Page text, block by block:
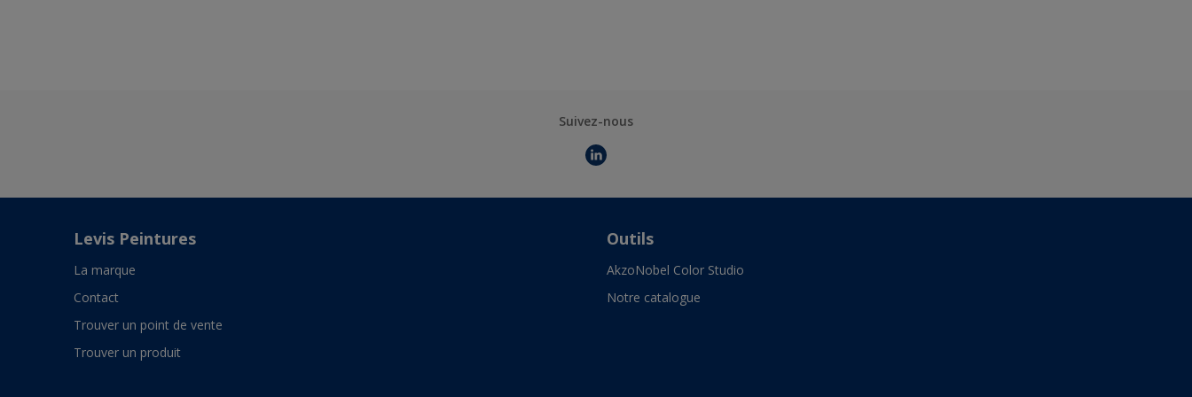
Suivez-nous
Levis Peintures
La marque
Contact
Trouver un point de vente
Trouver un produit
Outils
AkzoNobel Color Studio
Notre catalogue